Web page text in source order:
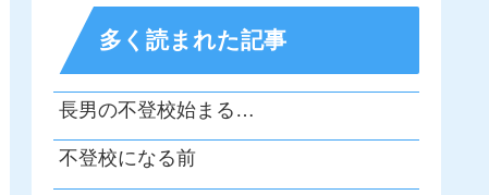
多く読まれた記事
長男の不登校始まる…
不登校になる前